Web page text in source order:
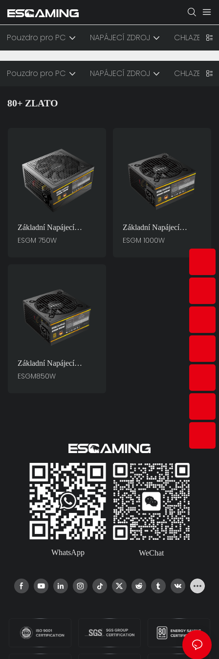
Pouzdro pro PC NAPÁJECÍ ZDROJ CHLAZENÍ
Pouzdro pro PC NAPÁJECÍ ZDROJ CHLAZENÍ
80+ ZLATO
Základní Napájecí
Zdroje Pro PC Game
ESGM 750W
Základní Napájecí
Zdroje Pro PC Game
Master ESGM 1000W
ESGM 1000W
Základní Napájecí
Zdroje Pro PC Game
ESGM850W
WhatsApp WeChat